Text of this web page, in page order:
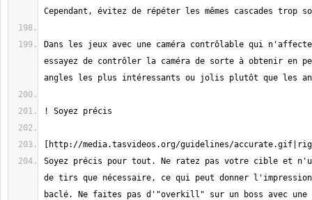
Dans les jeux avec une caméra contrôlable qui
essayez de contrôler la caméra de sorte à obtenir en
Soyez précis pour tout. Ne ratez pas votre cible et
de tirs que nécessaire, ce qui peut donner
baclé. Ne faites pas d'"overkill" sur un boss avec une